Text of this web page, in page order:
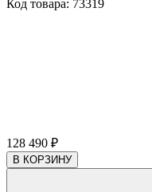
Код товара: 73319
128 490 ₽
В КОРЗИНУ